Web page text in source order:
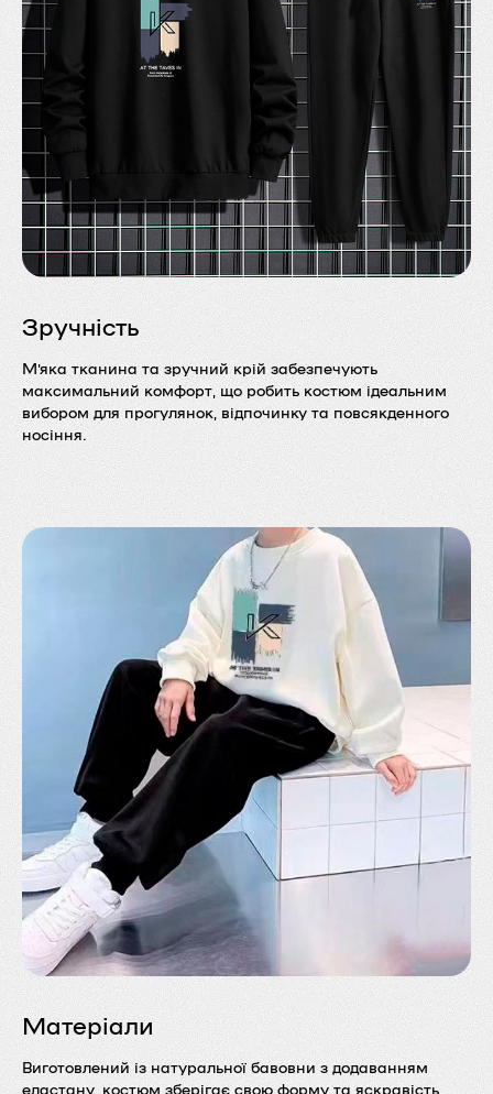
Зручність
М’яка тканина та зручний крій забезпечують
максимальний комфорт, що робить костюм ідеальним
вибором для прогулянок, відпочинку та повсякденного
носіння.
Матеріали
Виготовлений із натуральної бавовни з додаванням
еластану, костюм зберігає свою форму та яскравість